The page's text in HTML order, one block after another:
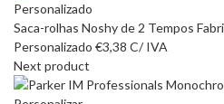
Saca-rolhas Noshy de 2 Tempos
Personalizado €3,38 C/ IVA
Next product